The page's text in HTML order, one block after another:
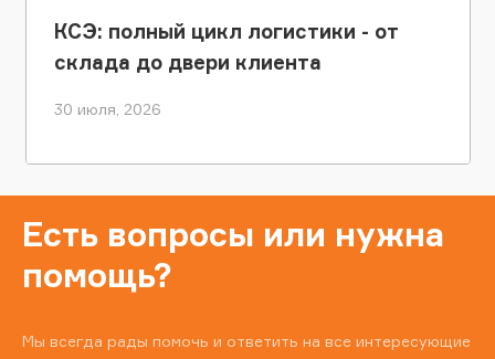
КСЭ: полный цикл логистики - от
склада до двери клиента
30 июля, 2026
Есть вопросы или нужна
помощь?
Мы всегда рады помочь и ответить на все интересующие